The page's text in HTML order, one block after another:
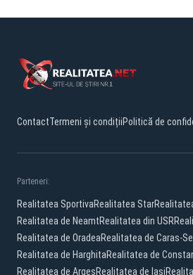
ContactTermeni și condițiiPolitică de
Parteneri:
Realitatea SportivaRealitatea Star
Realitatea de NeamtRealitatea din USR
Realitatea de OradeaRealitatea de Caras-
Realitatea de HarghitaRealitatea de
Realitatea de ArgesRealitatea de Iasi